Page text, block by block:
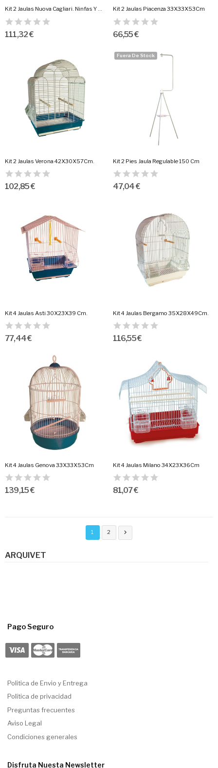
ARQUIVET
Kit 2 Jaulas Nuova Cagliari. Ninfas Y Agapornis
111,32 €
Kit 2 Jaulas Piacenza 33X33X53Cm
66,55 €
Kit 2 Jaulas Verona 42X30X57Cm.
102,85 €
Fuera De Stock
Kit 2 Pies Jaula Regulable 150 Cm
47,04 €
Kit 4 Jaulas Asti 30X23X39 Cm.
77,44 €
Kit 4 Jaulas Bergamo 35X28X49Cm.
116,55 €
Kit 4 Jaulas Genova 33X33X53Cm
139,15 €
Kit 4 Jaulas Milano 34X23X36Cm
81,07 €
1 2 
Pago Seguro
Politica de Envio y Entrega
Política de privacidad
Preguntas frecuentes
Aviso Legal
Condiciones generales
Disfruta Nuesta Newsletter